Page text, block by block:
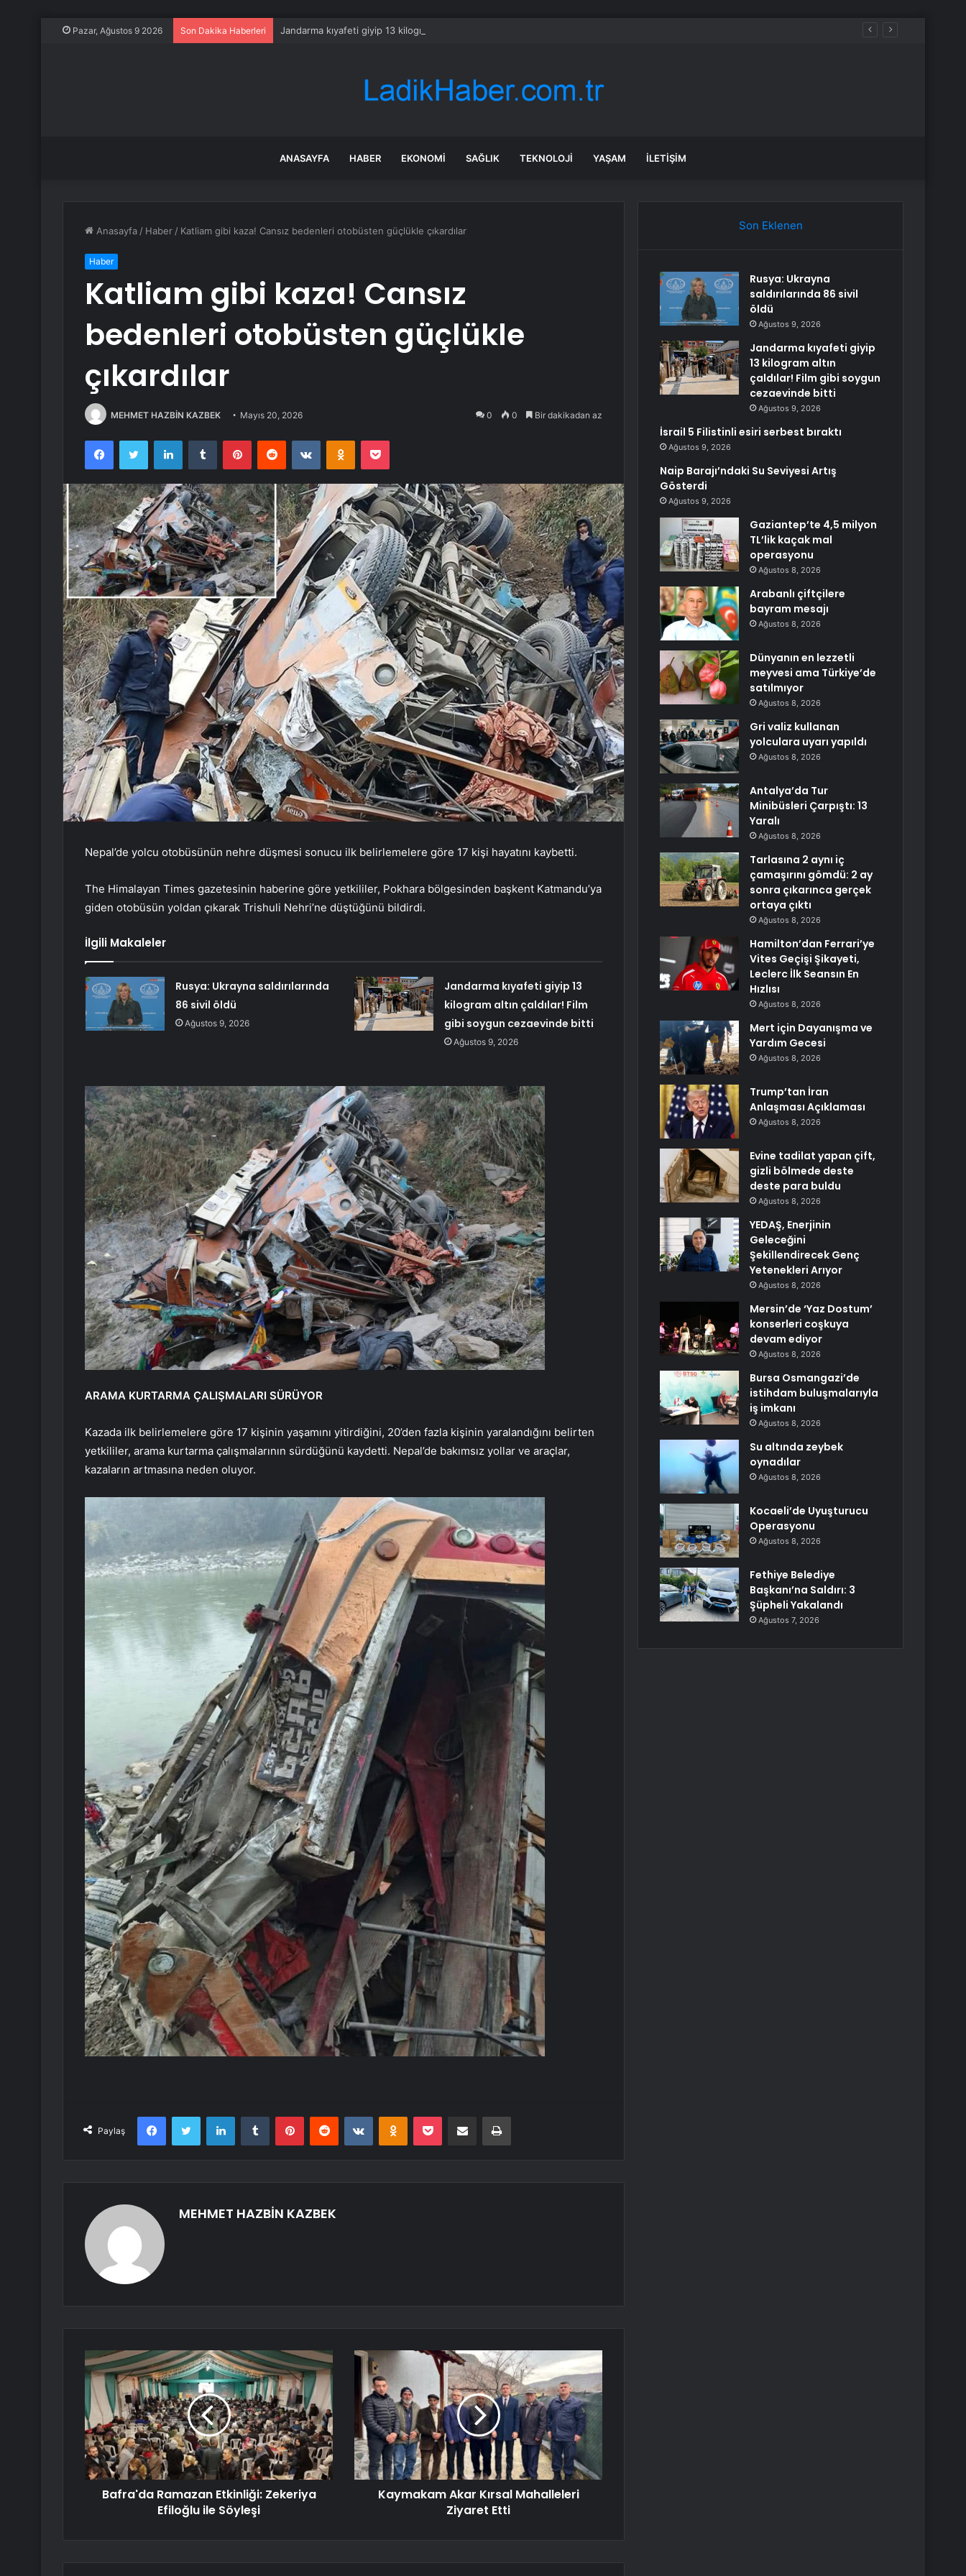
Pazar, Ağustos 9 2026 Son Dakika Haberleri Jandarma kıyafeti giyip 13 kilogram altın çaldılar! Film gibi soygun cezaevinde bitti
ANASAYFA HABER EKONOMI SAĞLIK TEKNOLOJI YAŞAM İLETIŞIM
Anasayfa / Haber / Katliam gibi kaza! Cansız bedenleri otobüsten güçlükle çıkardılar
Haber
Katliam gibi kaza! Cansız
bedenleri otobüsten güçlükle
çıkardılar
MEHMET HAZBİN KAZBEK Mayıs 20, 2026 0 0 Bir dakikadan az
FacebookTwitter LinkedInTumblr PinterestReddit VKontakteOdnoklassniki
Pocket
Nepal’de yolcu otobüsünün nehre düşmesi sonucu ilk belirlemelere göre 17 kişi hayatını kaybetti.
The Himalayan Times gazetesinin haberine göre yetkililer, Pokhara bölgesinden başkent Katmandu’ya
giden otobüsün yoldan çıkarak Trishuli Nehri’ne düştüğünü bildirdi.
İlgili Makaleler
Rusya: Ukrayna saldırılarında
86 sivil öldü
Ağustos 9, 2026
Jandarma kıyafeti giyip 13
kilogram altın çaldılar! Film
gibi soygun cezaevinde bitti
Ağustos 9, 2026
ARAMA KURTARMA ÇALIŞMALARI SÜRÜYOR
Kazada ilk belirlemelere göre 17 kişinin yaşamını yitirdiğini, 20’den fazla kişinin yaralandığını belirten
yetkililer, arama kurtarma çalışmalarının sürdüğünü kaydetti. Nepal’de bakımsız yollar ve araçlar,
kazaların artmasına neden oluyor.
Paylaş
FacebookTwitter LinkedInTumblr PinterestReddit VKontakteOdnoklassniki
Pocket E-Posta ile paylaş Yazdır
MEHMET HAZBİN KAZBEK
Bafra'da Ramazan Etkinliği: Zekeriya
Efiloğlu ile Söyleşi
Kaymakam Akar Kırsal Mahalleleri
Ziyaret Etti
Son Eklenen
Rusya: Ukrayna
saldırılarında 86 sivil
öldü
Ağustos 9, 2026
Jandarma kıyafeti giyip
13 kilogram altın
çaldılar! Film gibi soygun
cezaevinde bitti
Ağustos 9, 2026
İsrail 5 Filistinli esiri serbest bıraktı
Ağustos 9, 2026
Naip Barajı’ndaki Su Seviyesi Artış
Gösterdi
Ağustos 9, 2026
Gaziantep’te 4,5 milyon
TL’lik kaçak mal
operasyonu
Ağustos 8, 2026
Arabanlı çiftçilere
bayram mesajı
Ağustos 8, 2026
Dünyanın en lezzetli
meyvesi ama Türkiye’de
satılmıyor
Ağustos 8, 2026
Gri valiz kullanan
yolculara uyarı yapıldı
Ağustos 8, 2026
Antalya’da Tur
Minibüsleri Çarpıştı: 13
Yaralı
Ağustos 8, 2026
Tarlasına 2 aynı iç
çamaşırını gömdü: 2 ay
sonra çıkarınca gerçek
ortaya çıktı
Ağustos 8, 2026
Hamilton’dan Ferrari’ye
Vites Geçişi Şikayeti,
Leclerc İlk Seansın En
Hızlısı
Ağustos 8, 2026
Mert için Dayanışma ve
Yardım Gecesi
Ağustos 8, 2026
Trump’tan İran
Anlaşması Açıklaması
Ağustos 8, 2026
Evine tadilat yapan çift,
gizli bölmede deste
deste para buldu
Ağustos 8, 2026
YEDAŞ, Enerjinin
Geleceğini
Şekillendirecek Genç
Yetenekleri Arıyor
Ağustos 8, 2026
Mersin’de ‘Yaz Dostum’
konserleri coşkuya
devam ediyor
Ağustos 8, 2026
Bursa Osmangazi’de
istihdam buluşmalarıyla
iş imkanı
Ağustos 8, 2026
Su altında zeybek
oynadılar
Ağustos 8, 2026
Kocaeli’de Uyuşturucu
Operasyonu
Ağustos 8, 2026
Fethiye Belediye
Başkanı’na Saldırı: 3
Şüpheli Yakalandı
Ağustos 7, 2026